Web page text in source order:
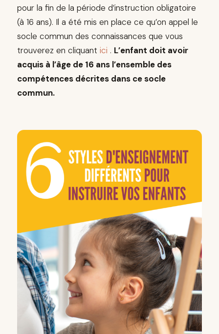
pour la fin de la période d’instruction obligatoire
(à 16 ans). Il a été mis en place ce qu’on appel le
socle commun des connaissances que vous
trouverez en cliquant ici . L’enfant doit avoir
acquis à l’âge de 16 ans l’ensemble des
compétences décrites dans ce socle
commun.